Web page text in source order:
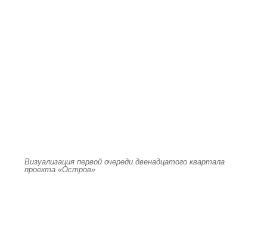
Визуализация первой очереди двенадцатого квартала
проекта «Остров»